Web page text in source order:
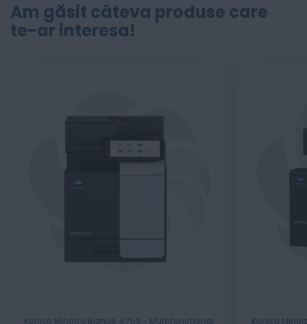
Am găsit câteva produse care
te-ar interesa!
Konica Minolta Bizhub 4751i - Multifunctional
Konica